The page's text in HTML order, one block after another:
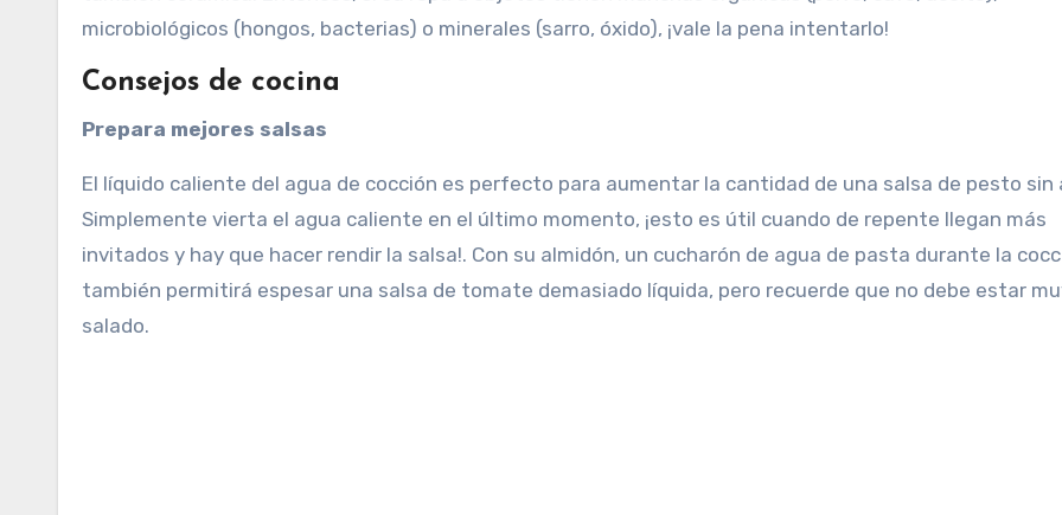
microbiológicos (hongos, bacterias) o minerales (sarro, óxido), ¡vale la pena intentarlo!
Consejos de cocina
Prepara mejores salsas
El líquido caliente del agua de cocción es perfecto para aumentar la cantidad de una salsa de pesto sin
Simplemente vierta el agua caliente en el último momento, ¡esto es útil cuando de repente llegan más
invitados y hay que hacer rendir la salsa!. Con su almidón, un cucharón de agua de pasta durante la
también permitirá espesar una salsa de tomate demasiado líquida, pero recuerde que no debe estar
salado.